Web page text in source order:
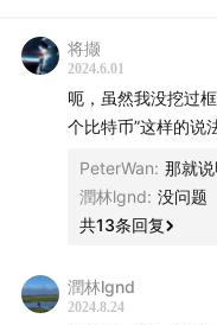
02:18 比特币突破1美元
曾预测比特币到
支持 classic 的扩
28:58 RGB 是什么，为
将撷
2024.6.01
呃，虽然我没挖过
个比特币”这样的说
PeterWan: 那就
潤林lgnd: 没问题
共13条回复
潤林lgnd
2024.8.24